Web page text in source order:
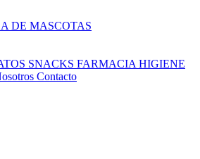
SNACKS FARMACIA HIGIENE
Contacto